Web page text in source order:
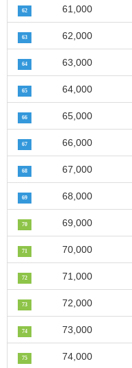
62 61,000
63 62,000
64 63,000
65 64,000
66 65,000
67 66,000
68 67,000
69 68,000
70 69,000
71 70,000
72 71,000
73 72,000
74 73,000
75 74,000